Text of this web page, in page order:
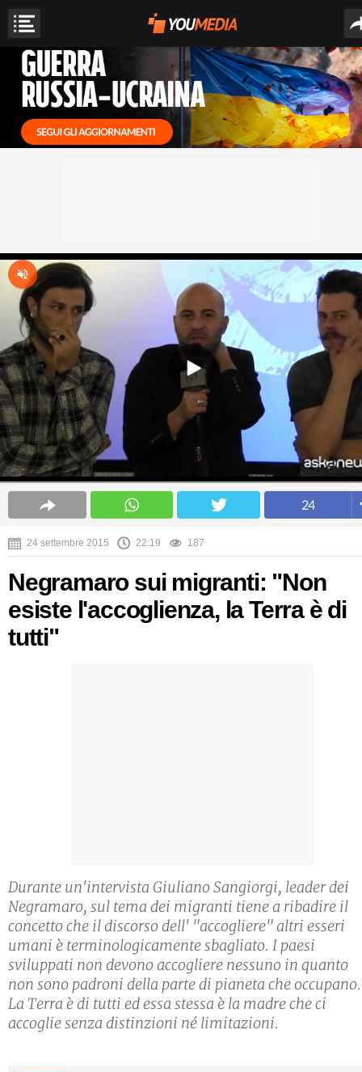
24
24 settembre 2015 22:19 187
Negramaro sui migranti: "Non
esiste l'accoglienza, la Terra è di
tutti"
Durante un'intervista Giuliano Sangiorgi, leader dei
Negramaro, sul tema dei migranti tiene a ribadire il
concetto che il discorso dell' "accogliere" altri esseri
umani è terminologicamente sbagliato. I paesi
sviluppati non devono accogliere nessuno in quanto
non sono padroni della parte di pianeta che occupano.
La Terra è di tutti ed essa stessa è la madre che ci
accoglie senza distinzioni né limitazioni.